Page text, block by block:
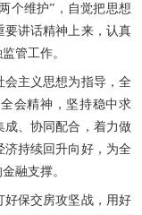
个维护”，自觉把思想
要讲话精神上来，认真
管工作。
会主义思想为指导，全
会精神，坚持稳中求
成、协同配合，着力做
济持续回升向好，为全
融支撑。
好保交房攻坚战，用好